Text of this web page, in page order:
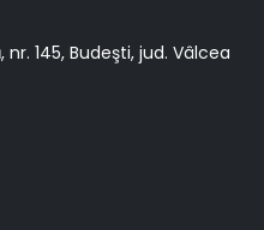
145, Budeşti, jud. Vâlcea